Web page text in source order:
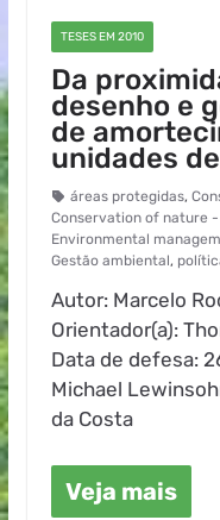
TESES EM 2010
Da
desenho e
de
unidades
áreas protegidas,
Conservation of nature
Environmental
Gestão ambiental,
Autor: Marcelo
Orientador(a):
Data de defesa:
Michael
da Costa
Veja mais